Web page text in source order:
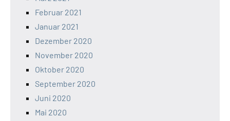
Februar 2021
Januar 2021
Dezember 2020
November 2020
Oktober 2020
September 2020
Juni 2020
Mai 2020